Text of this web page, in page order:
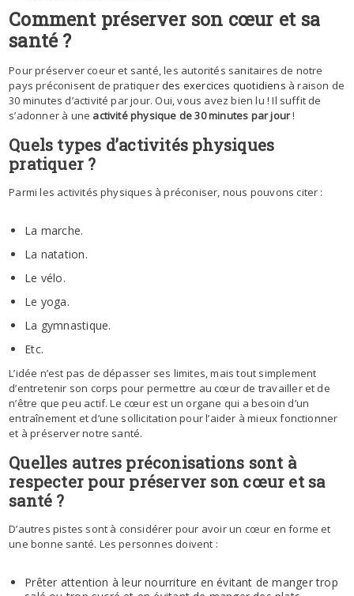
Comment préserver son cœur et sa
santé ?
Pour préserver coeur et santé, les autorités sanitaires de notre
pays préconisent de pratiquerdes exercices quotidiens à raison de
30 minutes d’activité par jour. Oui, vous avez bien lu ! Il suffit de
s’adonner à une activité physique de 30 minutes par jour!
Quels types d’activités physiques
pratiquer ?
Parmi les activités physiques à préconiser, nous pouvons citer :
La marche.
La natation.
Le vélo.
Le yoga.
La gymnastique.
Etc.
L’idée n’est pas de dépasser ses limites, mais tout simplement
d’entretenir son corps pour permettre au cœur de travailler et de
n’être que peu actif. Le cœur est un organe qui a besoin d’un
entraînement et d’une sollicitation pour l’aider à mieux fonctionner
et à préserver notre santé.
Quelles autres préconisations sont à
respecter pour préserver son cœur et sa
santé ?
D’autres pistes sont à considérer pour avoir un cœur en forme et
une bonne santé. Les personnes doivent :
Prêter attention à leur nourriture en évitant de manger trop